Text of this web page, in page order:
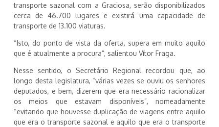
transporte sazonal com a Graciosa, serão disponibilizados
cerca de 46.700 lugares e existirá uma capacidade de
transporte de 13.100 viaturas.
“Isto, do ponto de vista da oferta, supera em muito aquilo
que é atualmente a procura”, salientou Vítor Fraga.
Nesse sentido, o Secretário Regional recordou que, ao
longo desta legislatura, “várias vezes se ouviu os senhores
deputados, e bem, dizerem que era necessário racionalizar
os meios que estavam disponíveis”, nomeadamente
“evitando que houvesse duplicação de viagens entre aquilo
que era o transporte sazonal e aquilo que era o transporte